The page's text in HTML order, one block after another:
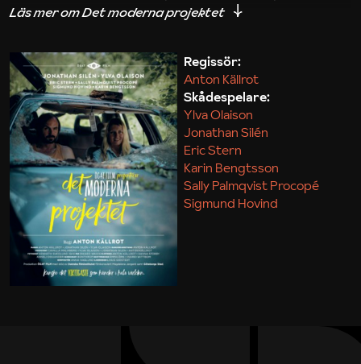
iakttagelser om hur svårt det kan vara att omsätta
Maja Kekonius
Regissör:
Anton Källrot
Skådespelare:
Ylva Olaison
Jonathan Silén
Eric Stern
Karin Bengtsson
Sally Palmqvist Procopé
Sigmund Hovind